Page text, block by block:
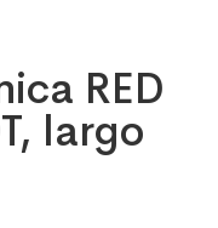
RED
largo